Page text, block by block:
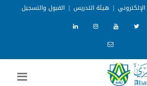
الإلكتروني | هيئة التدريس | القبول والتسجيل